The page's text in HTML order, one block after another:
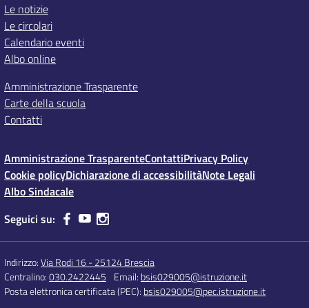
Le notizie
Le circolari
Calendario eventi
Albo online
Amministrazione Trasparente
Carte della scuola
Contatti
Amministrazione TrasparenteContattiPrivacy Policy
Cookie policyDichiarazione di accessibilitàNote Legali
Albo Sindacale
Seguici su:
Indirizzo:Via Rodi 16 - 25124 Brescia
Centralino:030.2422445 Email: bsis029005@istruzione.it
Posta elettronica certificata (PEC): bsis029005@pec.istruzione.it